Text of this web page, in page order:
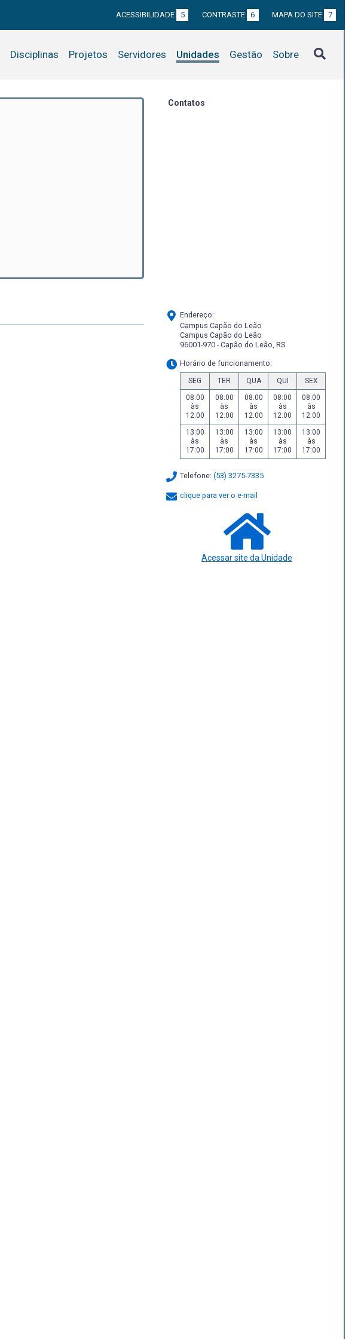
ACESSIBILIDADE 5 CONTRASTE 6 MAPA DO SITE 7
Disciplinas Projetos Servidores Unidades Gestão Sobre
Contatos
Endereço:
Campus Capão do Leão
Campus Capão do Leão
96001-970 - Capão do Leão, RS
Horário de funcionamento:
SEG TER QUA QUI
SEX
08:00
às
12:00
08:00
às
12:00
08:00
às
12:00
08:00
às
12:00
08:00
às
12:00
13:00
às
17:00
13:00
às
17:00
13:00
às
17:00
13:00
às
17:00
13:00
às
17:00
Telefone: (53) 3275-7335
clique para ver o e-mail
Acessar site da Unidade